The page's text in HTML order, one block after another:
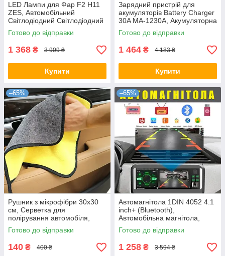
LED Лампи для Фар F2 H11
ZES, Автомобільний
Світлодіодний Світлодіодний
Світло
Готово до відправки
1 368 ₴ 3 909 ₴
Купити
Зарядний пристрій для
акумуляторів Battery Charger
30A MA-1230A, Акумуляторна
зарядка для авто
Готово до відправки
1 464 ₴ 4 183 ₴
Купити
–65%
Рушник з мікрофібри 30х30
см, Серветка для
полірування автомобіля,
Двосторонній рушник з
мікрофібри, Двосторонній
рушник з
Готово до відправки
140 ₴ 400 ₴
–65%
Автомагнітола 1DIN 4052 4.1
inch+ (Bluetooth),
Автомобільна магнітола,
Магнітофон в машину
Готово до відправки
1 258 ₴ 3 594 ₴